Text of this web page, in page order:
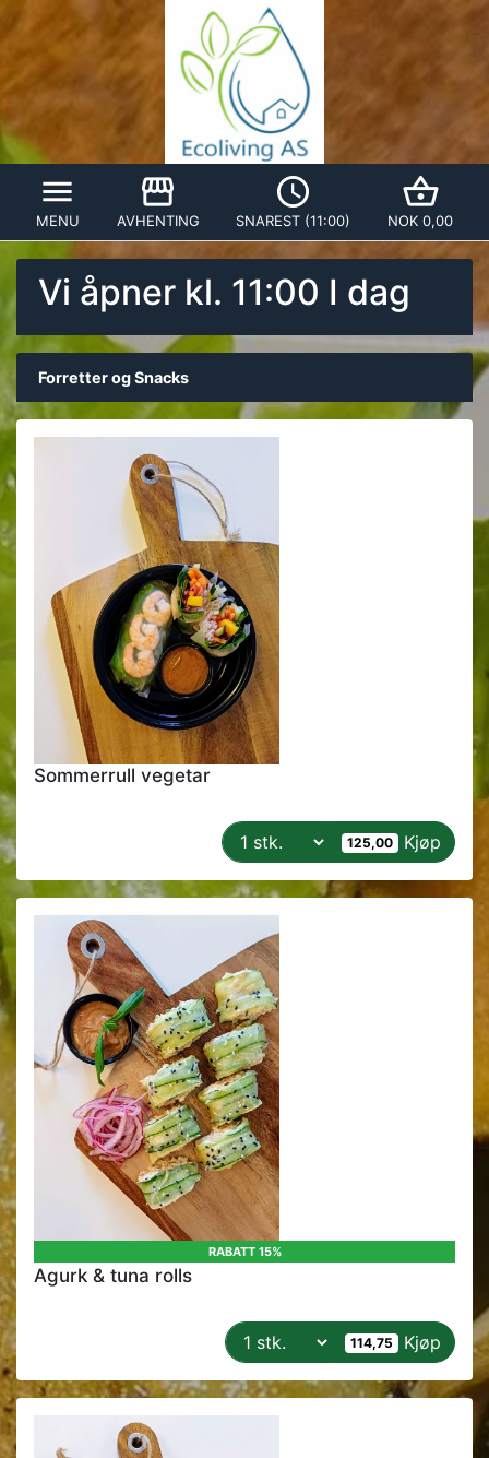
menu
MENU
storefront
AVHENTING
watch_later
SNAREST (11:00)
shopping_basket
NOK 0,00
Vi åpner kl. 11:00 I dag
Forretter og Snacks
Sommerrull vegetar
125,00 Kjøp
RABATT 15%
Agurk & tuna rolls
114,75 Kjøp